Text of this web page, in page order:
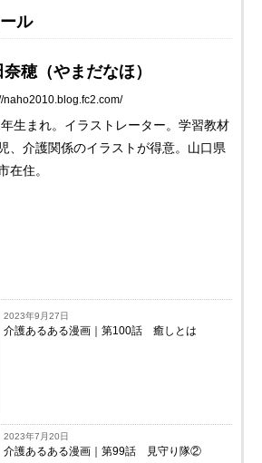
ル
奈穂（やまだなほ）
naho2010.blog.fc2.com/
生まれ。イラストレーター。学習教材
、介護関係のイラストが得意。山口県
在住。
2023年9月27日
介護あるある漫画｜第100話 癒しとは
2023年7月20日
介護あるある漫画｜第99話 見守り隊②